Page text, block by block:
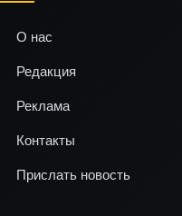
О нас
Редакция
Реклама
Контакты
Прислать новость